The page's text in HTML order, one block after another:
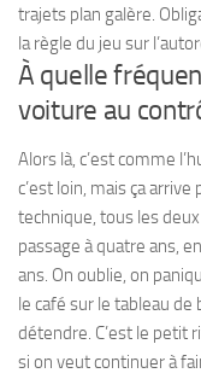
trajets plan galère.
la règle du jeu sur
À quelle
voiture au
Alors là, c’est comme
c’est loin, mais ça
technique, tous les
passage à quatre ans,
ans. On oublie, on
le café sur le tableau
détendre. C’est le petit
si on veut continuer à